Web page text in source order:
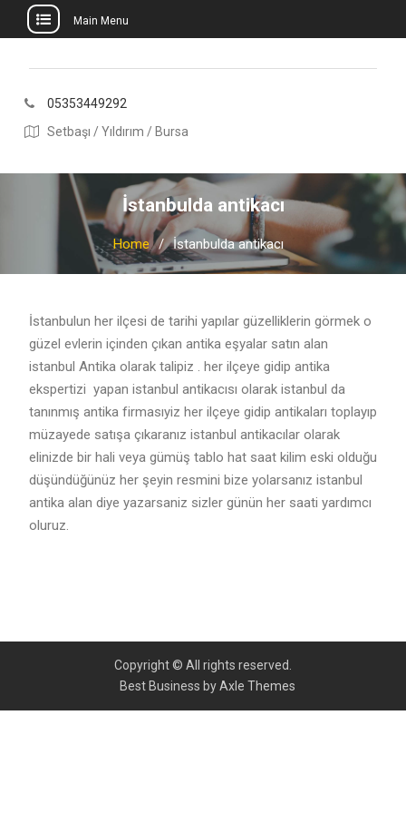
content
Main Menu
05353449292
Setbaşı / Yıldırım / Bursa
İstanbulda antikacı
Home İstanbulda antikacı
İstanbulun her ilçesi de tarihi yapılar güzelliklerin görmek o
güzel evlerin içinden çıkan antika eşyalar satın alan
istanbul Antika olarak talipiz . her ilçeye gidip antika
ekspertizi yapan istanbul antikacısı olarak istanbul da
tanınmış antika firmasıyiz her ilçeye gidip antikaları toplayıp
müzayede satışa çıkaranız istanbul antikacılar olarak
elinizde bir hali veya gümüş tablo hat saat kilim eski olduğu
düşündüğünüz her şeyin resmini bize yolarsanız istanbul
antika alan diye yazarsaniz sizler günün her saati yardımcı
oluruz.
Copyright © All rights reserved.
Best Business byAxle Themes